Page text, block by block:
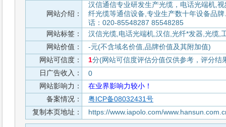
网站介绍：
汉信通信专业研发生产光缆，电话光端机,
纤光缆等通信设备,专业生产数十年设备品
话：020-85548287 85548285
网站标签：
汉信光缆,电话光端机,汉信,光纤*发器,光缆,
网站价值：
-元(不含域名价值,品牌价值及其附加值)
网站可信度：
1分(网站可信度评估分值仅供参考，评分结
日广告收入：
0
网站影响力：
在业界影响力较小！
备案情况：
粤ICP备08032431号
复制本页地址：
https://www.iapolo.com/